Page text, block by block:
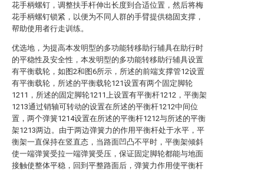
花手柄螺钉，调整扶手杆伸出长度到合适位置，然后将梅
花手柄螺钉锁紧，以便为不同人群的手臂提供稳固支撑，
帮助使用者行走训练。
优选地，为提高本发明型的多功能转移助行辅具在助行时
的平稳性及安全性，本发明型的多功能转移助行辅具设置
有平衡载轮，如图2和图6所示，所述的前端支撑管12设置
有平衡载轮，所述的平衡载轮121设置有两个固定脚轮
1211，所述的固定脚轮1211上设置有平衡杆1212，平衡架
1213通过销轴可转动的设置在所述的平衡杆1212中间位
置，两个弹簧1214设置在所述的平衡杆1212与所述的平衡
架1213两边。由于两边弹簧力的作用平衡杆处于水平，平
衡架一直保持在竖直态，当路面凹凸不平时，平衡架倾斜
使一端弹簧受拉一端弹簧受压，保证固定脚轮都能与地面
接触使整体平稳，回到平整路面后，弹簧力作用使平衡杆